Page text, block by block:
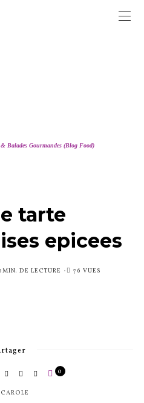
Balades Gourmandes (Blog Food)
tarte
epicees
DE LECTURE 76 VUES
CAROLE
0